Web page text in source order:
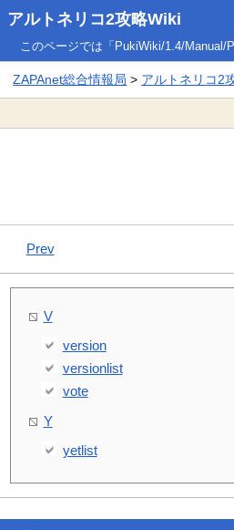
アルトネリコ2攻略Wiki
このページでは「PukiWiki/1.4/Manual/
ZAPAnet総合情報局 > アルトネリコ2
Prev
V
version
versionlist
vote
Y
yetlist